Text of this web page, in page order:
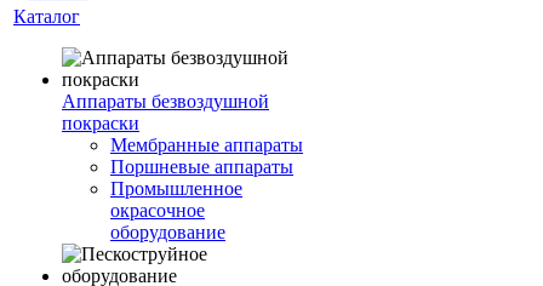
Каталог
Аппараты безвоздушной
покраски
Мембранные аппараты
Поршневые аппараты
Промышленное
окрасочное
оборудование